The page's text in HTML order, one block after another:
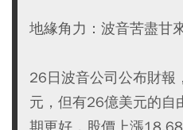
地緣角力：波音苦盡甘
26日波音公司公布財報
元，但有26億美元的自